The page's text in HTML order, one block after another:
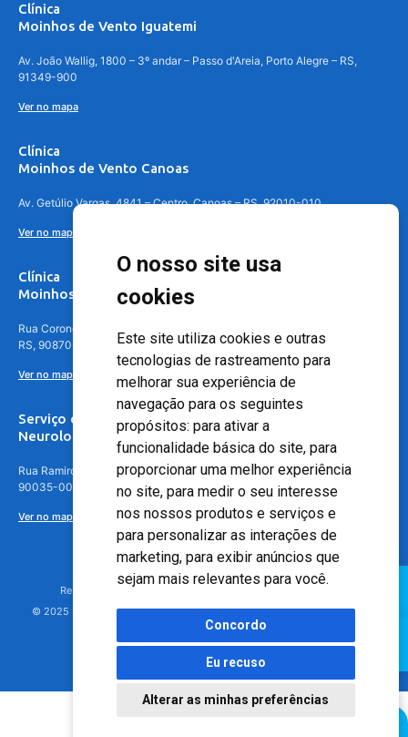
O nosso site usa
cookies
Este site utiliza cookies e outras
tecnologias de rastreamento para
melhorar sua experiência de
navegação para os seguintes
propósitos: para ativar a
funcionalidade básica do site, para
proporcionar uma melhor experiência
no site, para medir o seu interesse
nos nossos produtos e serviços e
para personalizar as interações de
marketing, para exibir anúncios que
sejam mais relevantes para você.
Concordo
Eu recuso
Alterar as minhas preferências
Clínica
Moinhos de Vento Iguatemi
Av. João Wallig, 1800 – 3º andar – Passo d'Areia, Porto Alegre – RS,
91349-900
Ver no mapa
Clínica
Moinhos de Vento Canoas
Av. Getúlio Vargas, 4841 – Centro, Canoas – RS, 92010-010
Ver no mapa
Clínica
Moinhos de Vento - Teresópolis
Rua Coronel Aparício Borges, 250 - 3º andar - Teresópolis, Porto Alegre -
RS, 90870-016
Ver no mapa
Serviço de
Neurologia
Rua Ramiro Barcelos, 630 – 5º andar – Floresta, Porto Alegre – RS,
90035-001
Ver no mapa
Responsável Técnico: Dr. Luiz Antonio Nasi - CREMERS 11217
© 2025 - Hospital Moinhos de Vento - Registro Empresa (CRM-RS): 425